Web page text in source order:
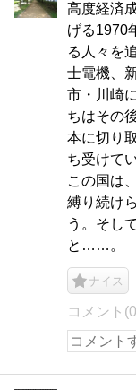
高度経済
げる1970
る人々を
士電機、
市・川崎
ちはその
本に切り
ち受けて
この国は
縛り続け
う。そし
と……。
ナイス
コメント